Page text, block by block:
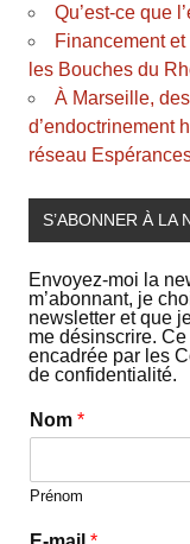
Qu’est-ce que
Financement
les Bouches du
À Marseille,
d’endoctrinement
réseau
S’ABONNER À LA
Envoyez-moi la
m’abonnant, je
newsletter et que
me désinscrire.
encadrée par les
de confidentialité.
Nom *
Prénom